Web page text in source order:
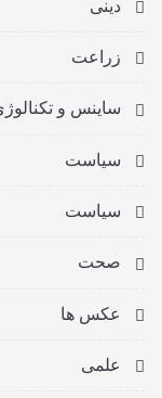
دینی
زراعت
ساینس و
سیاست
سیاست
صحت
عکس ها
علمی